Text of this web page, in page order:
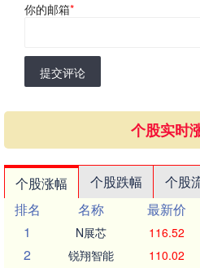
你的邮箱*
提交评论
个股实时
个股涨幅 个股跌幅 个股
排名
名称 最新价
1
N展芯 116.52
2 锐翔智能 110.02